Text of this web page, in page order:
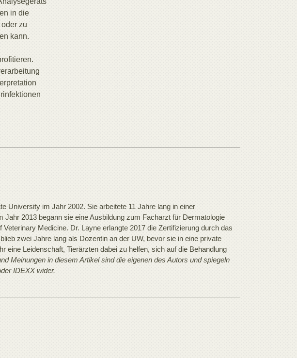
in die
zu
kann.
University im Jahr 2002. Sie arbeitete 11 Jahre lang in einer
2013 begann sie eine Ausbildung zum Facharzt für Dermatologie
Medicine. Dr. Layne erlangte 2017 die Zertifizierung durch das
zwei Jahre lang als Dozentin an der UW, bevor sie in eine private
eine Leidenschaft, Tierärzten dabei zu helfen, sich auf die Behandlung
Meinungen in diesem Artikel sind die eigenen des Autors und spiegeln
IDEXX wider.